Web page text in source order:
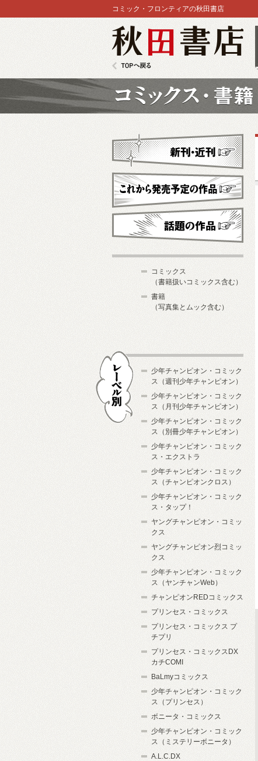
コミック・フロンティアの秋田書店
新刊・近刊
これから発売予定
コミックス
（書籍扱いコミックス含む）
書籍
（写真集とムック含む）
少年チャンピオン・コミック
ス（週刊少年チャンピオン）
少年チャンピオン・コミック
ス（月刊少年チャンピオン）
少年チャンピオン・コミック
ス（別冊少年チャンピオン）
少年チャンピオン・コミック
ス・エクストラ
少年チャンピオン・コミック
ス（チャンピオンクロス）
少年チャンピオン・コミック
ス・タップ！
ヤングチャンピオン・コミッ
クス
ヤングチャンピオン烈コミッ
クス
少年チャンピオン・コミック
ス（ヤンチャンWeb）
チャンピオンREDコミックス
プリンセス・コミックス
プリンセス・コミックス プ
チプリ
プリンセス・コミックスDX
カチCOMI
BaLmyコミックス
少年チャンピオン・コミック
ス（プリンセス）
ボニータ・コミックス
少年チャンピオン・コミック
ス（ミステリーボニータ）
A.L.C.DX